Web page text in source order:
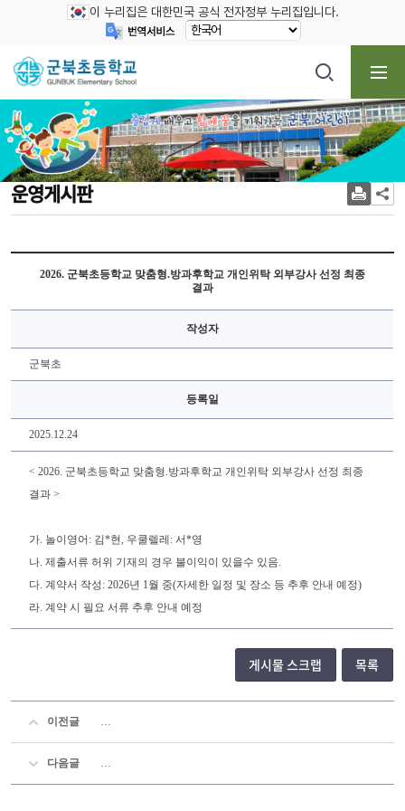
이 누리집은 대한민국 공식 전자정부 누리집입니다.
운영게시판
2026. 군북초등학교 맞춤형.방과후학교 개인위탁 외부강사 선정 최종
결과
작성자
군북초
등록일
2025.12.24
< 2026. 군북초등학교 맞춤형.방과후학교 개인위탁 외부강사 선정 최종
결과 >
가. 놀이영어: 김*현, 우쿨렐레: 서*영
나. 제출서류 허위 기재의 경우 불이익이 있을수 있음.
다. 계약서 작성: 2026년 1월 중(자세한 일정 및 장소 등 추후 안내 예정)
라. 계약 시 필요 서류 추후 안내 예정
게시물 스크랩 목록
이전글
다음글